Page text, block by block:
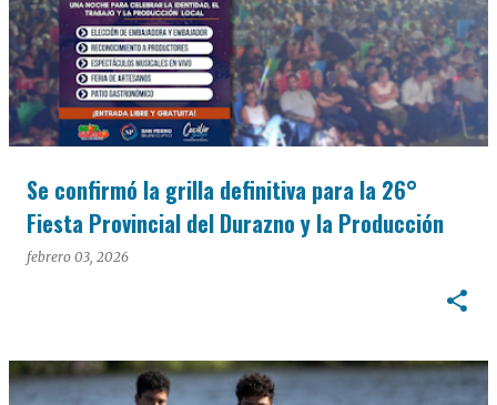
Se confirmó la grilla definitiva para la 26°
Fiesta Provincial del Durazno y la Producción
febrero 03, 2026